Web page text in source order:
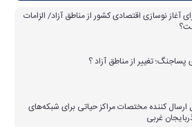
آغاز نوسازی اقتصادی کشور از مناطق آزاد/ الزامات
تغییر از مناطق آزاد ؟
۱۴ عامل ارسال کننده مختصات مراکز حیاتی برای شبکه‌های
غربی